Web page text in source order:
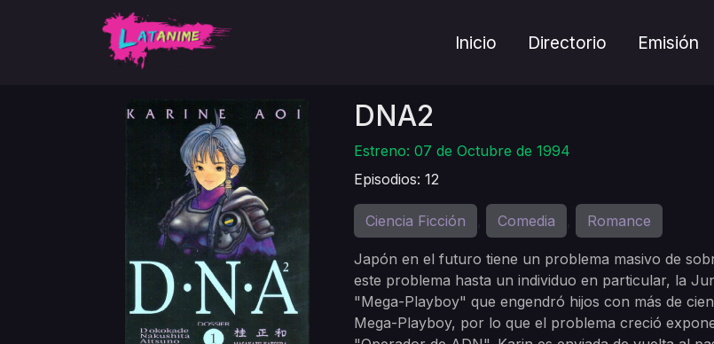
Inicio Directorio Emisión
DNA2
Estreno: 07 de Octubre de 1994
Episodios: 12
Ciencia Ficción Comedia Romance
Japón en el futuro tiene un problema masivo de
este problema hasta un individuo en particular, la
"Mega-Playboy" que engendró hijos con más de
Mega-Playboy, por lo que el problema creció